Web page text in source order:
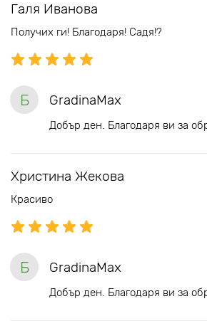
Галя Иванова
Получих ги! Благодаря! Садя!?
Б GradinaMax
Добър ден. Благодаря ви за
Христина Жекова
Красиво
Б GradinaMax
Добър ден. Благодаря ви за